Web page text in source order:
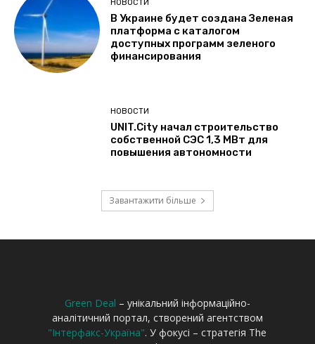
Green Deal – унікальний інформаційно-
аналітичний портал, створений агентством
"Інтерфакс-Україна". У фокусі – стратегія The